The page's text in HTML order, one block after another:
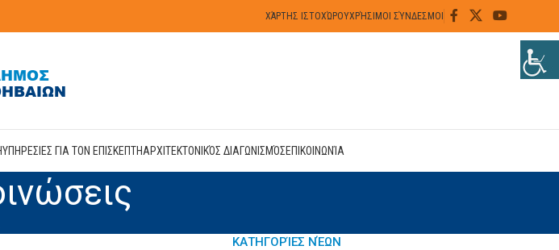
ΧΆΡΤΗΣ ΙΣΤΟΧΏΡΟΥΧΡΉΣΙΜΟΙ ΣΎΝΔΕΣΜΟΙ
ΥΠΗΡΕΣΙΕΣ ΓΙΑ ΤΟΝ ΕΠΙΣΚΕΠΤΗΑΡΧΙΤΕΚΤΟΝΙΚΌΣ ΔΙΑΓΩΝΙΣΜΌΣΕΠΙΚΟΙΝΩΝΊΑ
ΚΑΤΗΓΟΡΊΕΣ ΝΈΩΝ